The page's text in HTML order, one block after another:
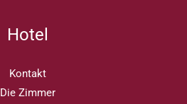
Hotel
Kontakt
Die Zimmer